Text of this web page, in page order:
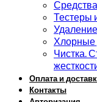
Тестеры
Хлорные
Чистка.
Оплата и
Контакты